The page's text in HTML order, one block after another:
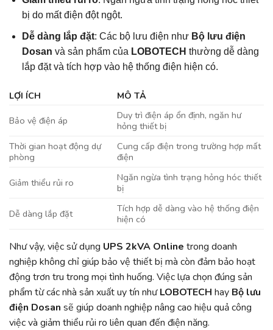
bị do mất điện đột ngột.
Dễ dàng lắp đặt: Các bộ lưu điện như Bộ lưu điện
Dosan và sản phẩm của LOBOTECH thường dễ dàng
lắp đặt và tích hợp vào hệ thống điện hiện có.
LỢI ÍCH MÔ TẢ
Bảo vệ điện áp
Duy trì điện áp ổn định, ngăn hư
hỏng thiết bị
Thời gian hoạt động dự
phòng
Cung cấp điện trong trường hợp mất
điện
Giảm thiểu rủi ro
Ngăn ngừa tình trạng hỏng hóc thiết
bị
Dễ dàng lắp đặt
Tích hợp dễ dàng vào hệ thống điện
hiện có
Như vậy, việc sử dụng UPS 2kVA Online trong doanh
nghiệp không chỉ giúp bảo vệ thiết bị mà còn đảm bảo hoạt
động trơn tru trong mọi tình huống. Việc lựa chọn đúng sản
phẩm từ các nhà sản xuất uy tín nhưLOBOTECH hay Bộ lưu
điện Dosan sẽ giúp doanh nghiệp nâng cao hiệu quả công
việc và giảm thiểu rủi ro liên quan đến điện năng.